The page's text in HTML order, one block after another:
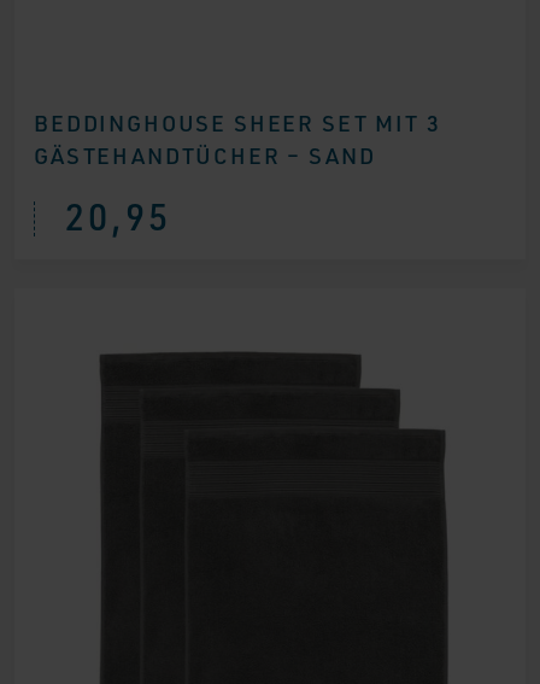
BEDDINGHOUSE SHEER SET MIT 3
GÄSTEHANDTÜCHER – SAND
20,95